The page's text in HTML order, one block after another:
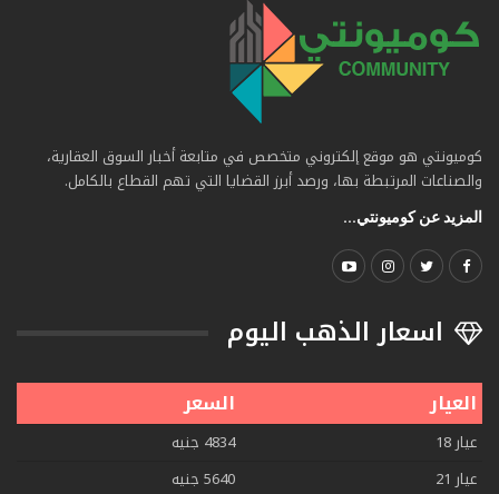
كوميونتي هو موقع إلكتروني متخصص في متابعة أخبار السوق العقارية،
والصناعات المرتبطة بها، ورصد أبرز القضايا التي تهم القطاع بالكامل.
المزيد عن كوميونتي...
اسعار الذهب اليوم
العيار السعر
عيار 18
4834 جنيه
عيار 21
5640 جنيه